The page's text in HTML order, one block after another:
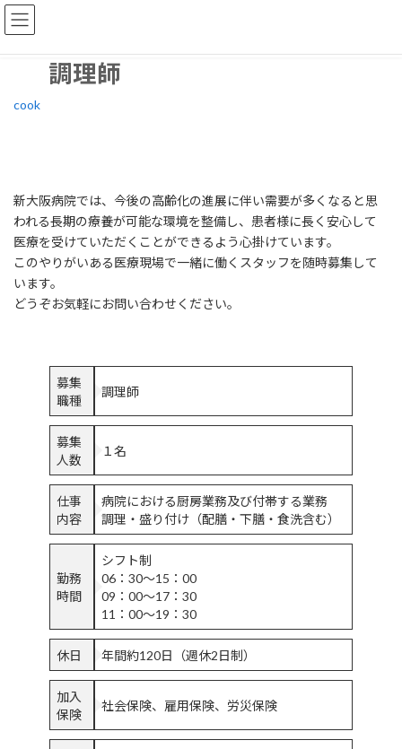
コ
ン
ナ
ビ
調理師
cook
新大阪病院では、今後の高齢化の進展に伴い需要が多くなると思
われる長期の療養が可能な環境を整備し、患者様に長く安心して
医療を受けていただくことができるよう心掛けています。
このやりがいある医療現場で一緒に働くスタッフを随時募集して
います。
どうぞお気軽にお問い合わせください。
募集
職種
調理師
募集
人数
１名
仕事
内容
病院における厨房業務及び付帯する業務
調理・盛り付け（配膳・下膳・食洗含む）
勤務
時間
シフト制
06：30～15：00
09：00～17：30
11：00～19：30
休日 年間約120日（週休2日制）
加入
保険
社会保険、雇用保険、労災保険